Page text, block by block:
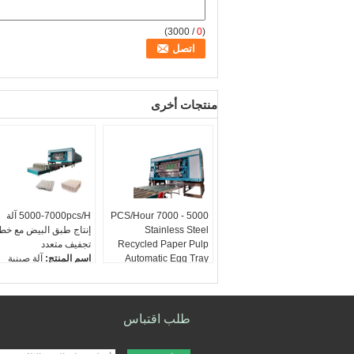
(
0
/ 3000)
منتجات أخرى
5000-7000pcs/H آلة
إنتاج طبق البيض مع
تجفيف متعدد
اسم المنتج: آلة صينية
التعبئة:غلاف خشبي
5000 - 7000 PCS/Hour
Stainless Steel
Recycled Paper Pulp
Automatic Egg Tray
السعة:
5000-7000 قطعة
نظام التحكم:PLC
الفولاذ المقاوم
طلب اقتباس